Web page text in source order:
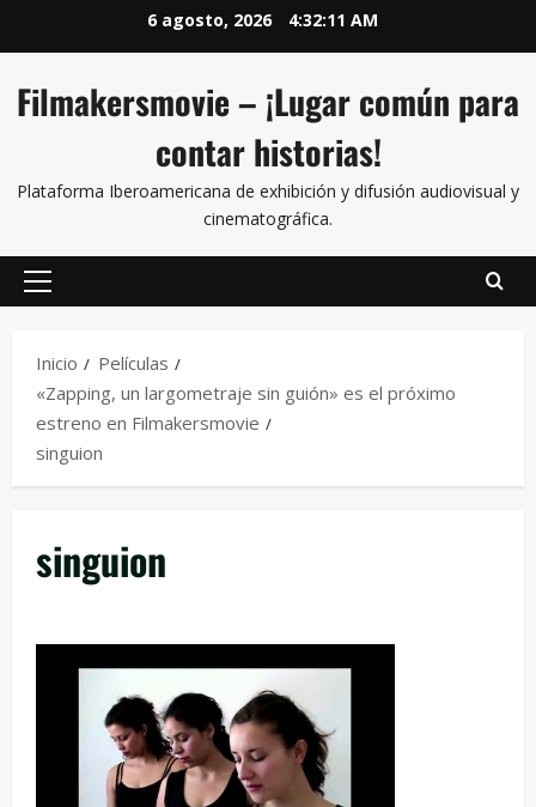
6 agosto, 2026 4:32:11 AM
Filmakersmovie – ¡Lugar común para
contar historias!
Plataforma Iberoamericana de exhibición y difusión audiovisual y
cinematográfica.
Inicio
Películas
«Zapping, un largometraje sin guión» es el próximo
estreno en Filmakersmovie
singuion
singuion